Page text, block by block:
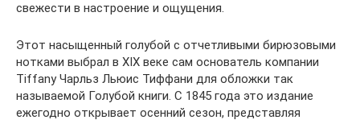
свежести в настроение и ощущения.
Этот насыщенный голубой с отчетливыми бирюзовыми
нотками выбрал в XIX веке сам основатель компании
Tiffany Чарльз Льюис Тиффани для обложки так
называемой Голубой книги. С 1845 года это издание
ежегодно открывает осенний сезон, представляя